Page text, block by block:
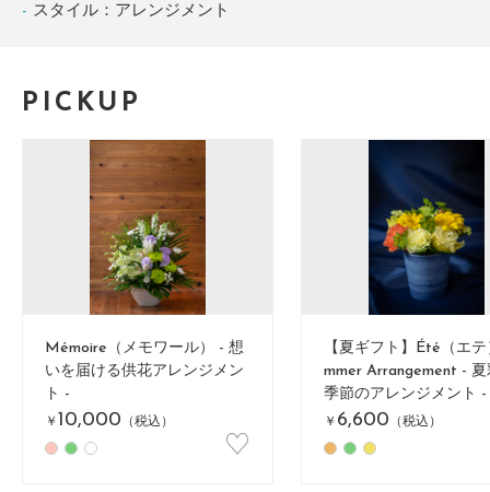
スタイル：アレンジメント
PICKUP
Mémoire（メモワール） - 想
いを届ける供花アレンジメン
ト -
￥ 10,000 （税込）
♡
【夏ギフト】Été（エテ
mmer Arrangement - 夏
季節のアレンジメント -
￥ 6,600 （税込）